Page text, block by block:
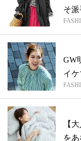
そ
GW
イ
【
をあ